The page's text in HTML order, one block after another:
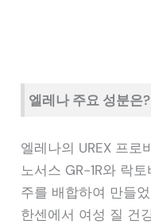
엘레나 주요 성분은?
엘레나의 UREX 프
노서스 GR-1R와 락
주를 배합하여 만들
한센에서 여성 질 건